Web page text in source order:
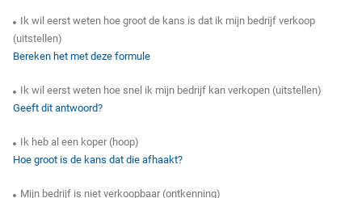
Ik wil eerst weten hoe groot de kans is dat ik mijn bedrijf verkoop
(uitstellen)
Bereken het met deze formule
Ik wil eerst weten hoe snel ik mijn bedrijf kan verkopen (uitstellen)
Geeft dit antwoord?
Ik heb al een koper (hoop)
Hoe groot is de kans dat die afhaakt?
Mijn bedrijf is niet verkoopbaar (ontkenning)